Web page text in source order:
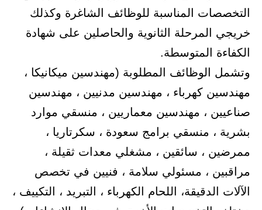
التخصصات المناسبة للوظائف الشاغرة وكذلك
خريجي المرحلة الثانوية والحاصلين على شهادة
الكفاءة المتوسطة.
وتشمل الوظائف المطلوبة (مهندسين ميكانيكا ،
مهندسين كهرباء ، مهندسين مدنيين ، مهندسين
صناعيين ، مهندسين معماريين ، منسقي موارد
بشرية ، منسقي برامج سعودة ، سكرتاريا ،
ممرضين ، سائقين ، مشغلي معدات ثقيلة ،
مراقبين ، مسئولي سلامة ، فنيين في تخصص
الآلات الدقيقة، اللحام الكهرباء ، التبريد ، التكييف ،